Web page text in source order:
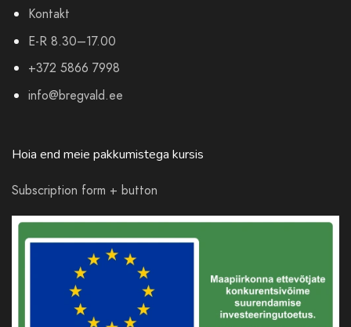
Kontakt
E-R 8.30–17.00
+372 5866 7998
info@bregvald.ee
Hoia end meie pakkumistega kursis
Subscription form + button